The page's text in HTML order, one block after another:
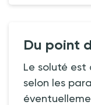
Du point
Le soluté est
selon les